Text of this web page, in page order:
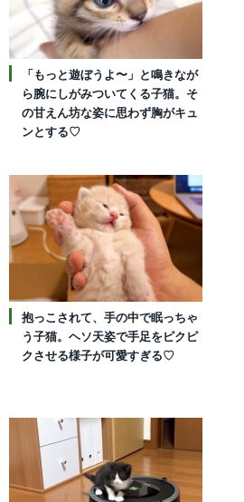
「もっと遊ぼうよ〜」と鳴きなが
ら腕にしがみついてくる子猫。そ
の甘えん坊な姿に思わず胸がキュ
ンとする♡
抱っこされて、手の中で眠っちゃ
う子猫。ヘソ天姿で手足をピクピ
クさせる様子が可愛すぎる♡